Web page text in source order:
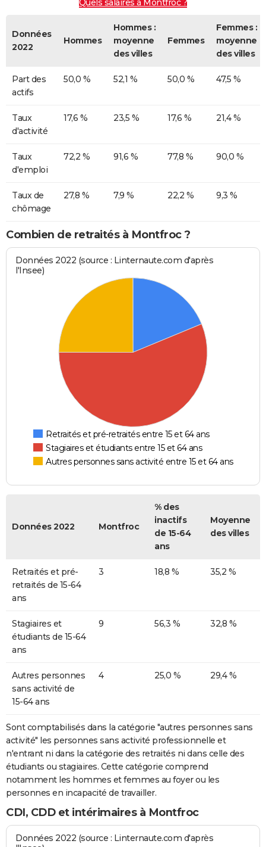
Quels salaires à Montfroc ?
Données
2022
Hommes
Hommes :
moyenne
des villes
Femmes
Femmes :
moyenne
des villes
Part des
actifs
50,0 % 52,1 % 50,0 % 47,5 %
Taux
d'activité
17,6 % 23,5 % 17,6 % 21,4 %
Taux
d'emploi
72,2 % 91,6 % 77,8 % 90,0 %
Taux de
chômage
27,8 % 7,9 % 22,2 % 9,3 %
Combien de retraités à Montfroc ?
Données 2022 (source : Linternaute.com d'après
l'Insee)
Retraités et pré-retraités entre 15 et 64 ans
Stagiaires et étudiants entre 15 et 64 ans
Autres personnes sans activité entre 15 et 64 ans
Données 2022 Montfroc
% des
inactifs
de 15-64
ans
Moyenne
des villes
Retraités et pré-
retraités de 15-64
ans
3 18,8 % 35,2 %
Stagiaires et
étudiants de 15-64
ans
9 56,3 % 32,8 %
Autres personnes
sans activité de
15-64 ans
4 25,0 % 29,4 %
Sont comptabilisés dans la catégorie "autres personnes sans
activité" les personnes sans activité professionnelle et
n'entrant ni dans la catégorie des retraités ni dans celle des
étudiants ou stagiaires. Cette catégorie comprend
notamment les hommes et femmes au foyer ou les
personnes en incapacité de travailler.
CDI, CDD et intérimaires à Montfroc
Données 2022 (source : Linternaute.com d'après